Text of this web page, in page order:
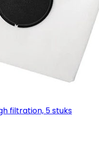
filtration, 5 stuks